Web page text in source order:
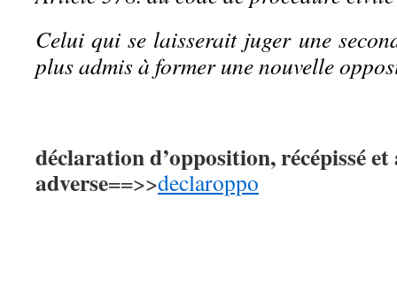
Celui qui se laisserait juger une
plus admis à former une nouvelle
déclaration d’opposition, récépissé
adverse==>>declaroppo